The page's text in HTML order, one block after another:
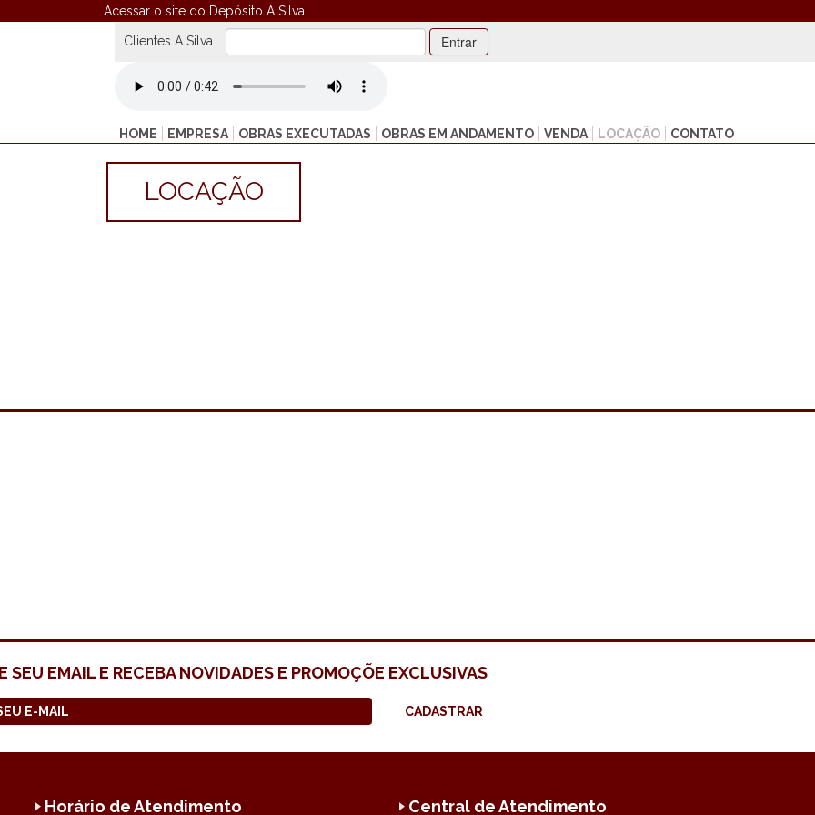
Acessar o site do Depósito A Silva
Clientes A Silva Entrar
HOME EMPRESA OBRAS EXECUTADAS OBRAS EM ANDAMENTO VENDA LOCAÇÃO CONTATO
LOCAÇÃO
SEU EMAIL E RECEBA NOVIDADES E PROMOÇÕE EXCLUSIVAS
CADASTRAR
Horário de Atendimento Central de Atendimento